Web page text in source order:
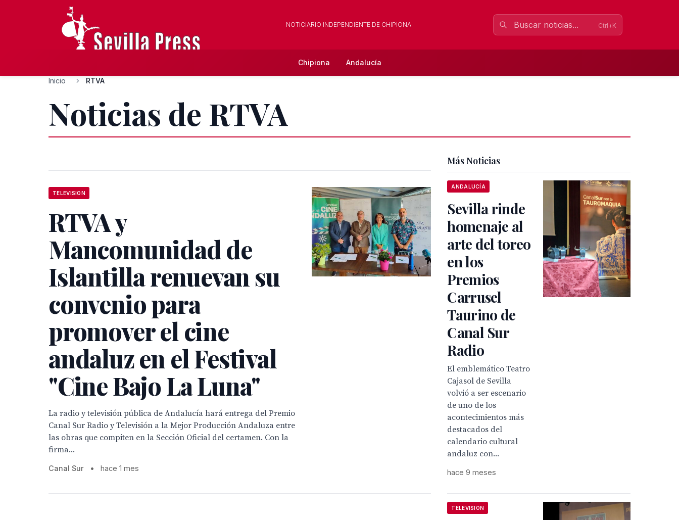
NOTICIARIO INDEPENDIENTE DE CHIPIONA Ctrl+K
Chipiona Andalucía
Inicio RTVA
Noticias de RTVA
TELEVISION
RTVA y
Mancomunidad de
Islantilla renuevan su
convenio para
promover el cine
andaluz en el Festival
"Cine Bajo La Luna"
La radio y televisión pública de Andalucía hará entrega del Premio
Canal Sur Radio y Televisión a la Mejor Producción Andaluza entre
las obras que compiten en la Sección Oficial del certamen. Con la
firma...
Canal Sur • hace 1 mes
Más Noticias
ANDALUCÍA
Sevilla rinde
homenaje al
arte del toreo
en los
Premios
Carrusel
Taurino de
Canal Sur
Radio
El emblemático Teatro
Cajasol de Sevilla
volvió a ser escenario
de uno de los
acontecimientos más
destacados del
calendario cultural
andaluz con...
hace 9 meses
TELEVISION